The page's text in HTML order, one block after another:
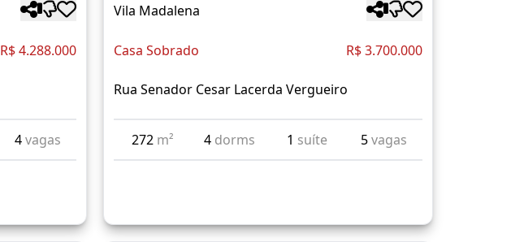
R$ 4.288.000
4vagas
Vila Madalena
Casa Sobrado R$ 3.700.000
Rua Senador Cesar Lacerda Vergueiro
272 m² 4 dorms 1 suíte 5vagas